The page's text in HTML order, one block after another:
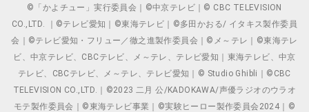
©「かよチュー」実行委員会｜©中京テレビ｜© CBC TELEVISION
CO.,LTD. ｜©テレビ愛知｜©東海テレビ｜©多田かおる/ イタキス製作委員
会｜©テレビ愛知・フリュー／徹之進製作委員会｜©メ～テレ｜©東海テレ
ビ、中京テレビ、CBCテレビ、メ～テレ、テレビ愛知｜東海テレビ、中京
テレビ、CBCテレビ、メ～テレ、テレビ愛知｜© Studio Ghibli｜©CBC
TELEVISION CO.,LTD.｜©2023 二月 公/KADOKAWA/声優ラジオのウラオ
モテ製作委員会｜©東海テレビ事業｜©実験ヒーロー製作委員会2024｜©